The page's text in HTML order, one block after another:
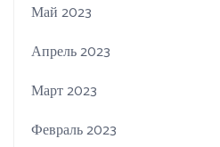
Май 2023
Апрель 2023
Март 2023
Февраль 2023